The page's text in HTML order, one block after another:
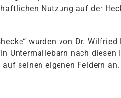
Nutzung auf der
wurden von Dr. Wilfried
Untermallebarn nach diesen
seinen eigenen Feldern an.